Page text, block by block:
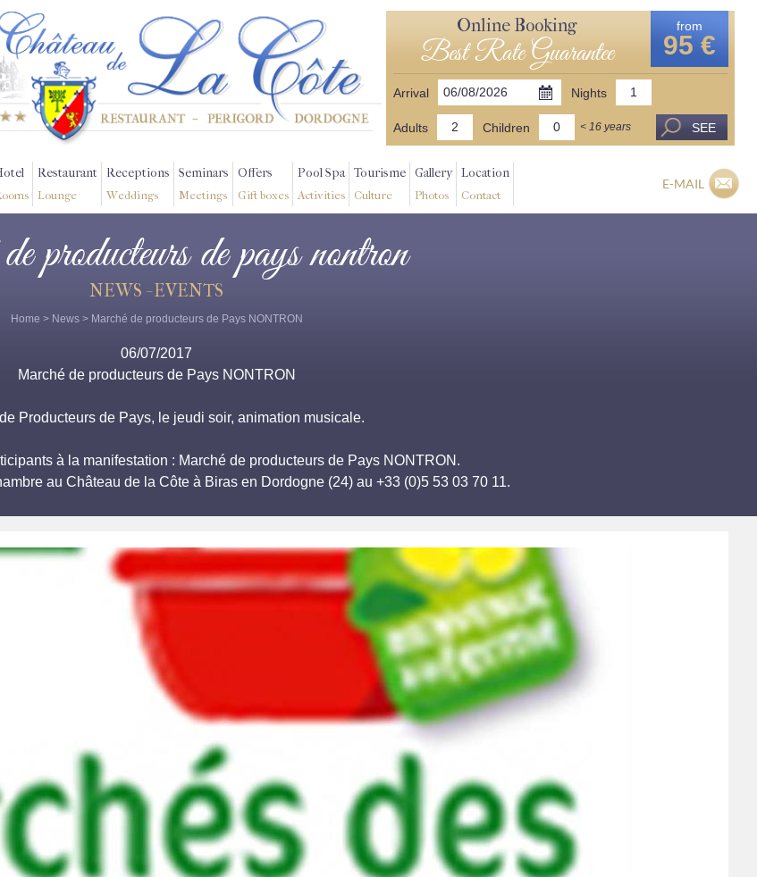
Online Booking
Best Rate Guarantee
from
95 €
Arrival Nights
Adults Children < 16 years SEE
Restaurant
Lounge
Receptions
Weddings
Seminars
Meetings
Offers
Gift boxes
Pool Spa
Activities
Tourisme
Culture
Gallery
Photos
Location
Contact
E-MAIL
producteurs de pays nontron
NEWS - EVENTS
Home > News> Marché de producteurs de Pays NONTRON
06/07/2017
Marché de producteurs de Pays NONTRON
Producteurs de Pays, le jeudi soir, animation musicale.
à la manifestation : Marché de producteurs de Pays NONTRON.
au Château de la Côte à Biras en Dordogne (24) au +33 (0)5 53 03 70 11.